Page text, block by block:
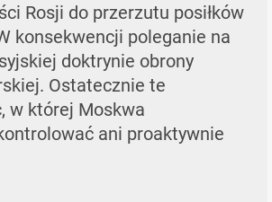
Rosji do przerzutu posiłków
konsekwencji poleganie na
doktrynie obrony
Ostatecznie te
w której Moskwa
ani proaktywnie